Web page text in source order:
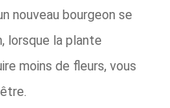
nouveau bourgeon se
lorsque la plante
moins de fleurs, vous